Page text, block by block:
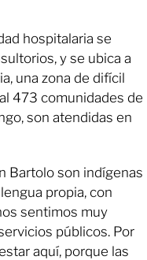
hospitalaria se
y se ubica a
una zona de difícil
473 comunidades de
son atendidas en
Bartolo son indígenas
propia, con
sentimos muy
públicos. Por
aquí, porque las